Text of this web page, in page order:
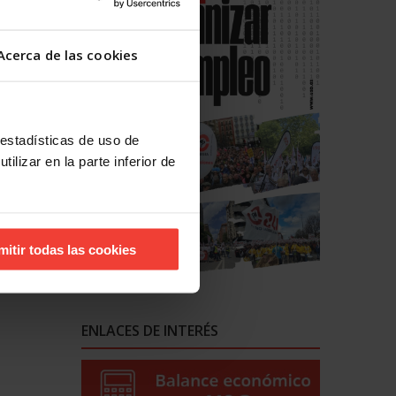
de las cookies
de uso de
en la parte inferior de
todas las cookies
a
ENLACES DE INTERÉS